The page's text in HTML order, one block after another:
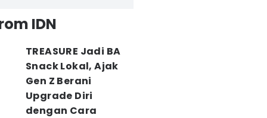
IDN
TREASURE Jadi BA
Snack Lokal, Ajak
Gen Z Berani
Upgrade Diri
dengan Cara